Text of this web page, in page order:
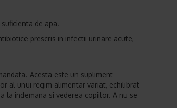
de apa.
prescris in infectii urinare acute,
Acesta este un supliment
al unui regim alimentar variat, echilibrat
la indemana si vederea copiilor. A nu se